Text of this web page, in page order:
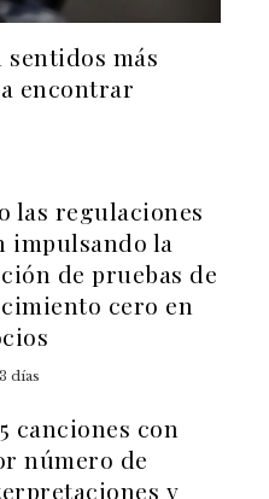
sentidos más
encontrar
las regulaciones
impulsando la
de pruebas de
cero en
días
canciones con
número de
y